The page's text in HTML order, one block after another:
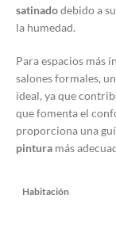
satinadodebido a
la humedad.
Para espacios más
salones formales, un
ideal, ya que
que fomenta el
proporciona una
pintura más
Habitación